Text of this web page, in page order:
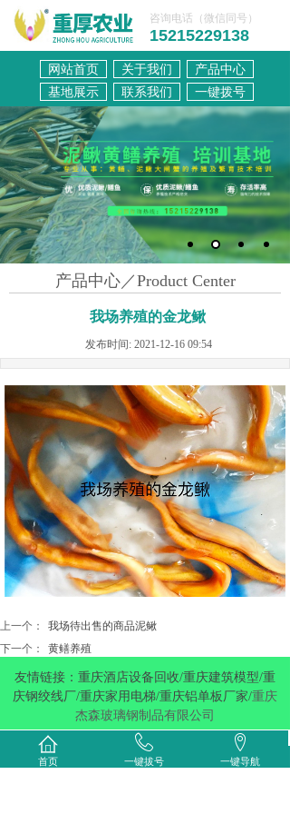
咨询电话（微信同号）
15215229138
网站首页 关于我们
产品中心
基地展示
联系我们 一键拨号
联系我们
产品中心／Product Center
我场养殖的金龙鳅
发布时间: 2021-12-16 09:54
上一个：
我场待出售的商品泥鳅
下一个：
黄鳝养殖
友情链接：重庆酒店设备回收/重庆建筑模型/重
庆钢绞线厂/重庆家用电梯/重庆铝单板厂家/重庆
杰森玻璃钢制品有限公司
Copyright 2019 重庆市长寿区重厚农业有限公司 ALL
首页 一键拔号 一键导航